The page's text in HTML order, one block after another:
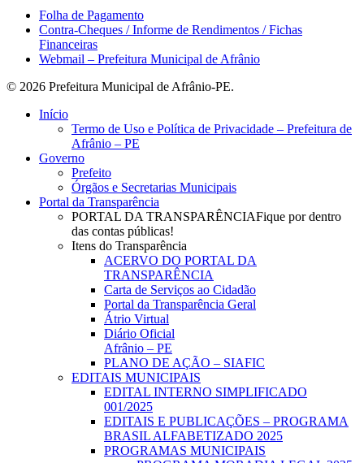
Folha de Pagamento
Contra-Cheques / Informe de Rendimentos / Fichas
Financeiras
Webmail – Prefeitura Municipal de Afrânio
© 2026 Prefeitura Municipal de Afrânio-PE.
Close
Início
Termo de Uso e Política de Privacidade – Prefeitura de
Afrânio – PE
Governo
Prefeito
Órgãos e Secretarias Municipais
Portal da Transparência
PORTAL DA TRANSPARÊNCIAFique por dentro
das contas públicas!
Itens do Transparência
ACERVO DO PORTAL DA
TRANSPARÊNCIA
Carta de Serviços ao Cidadão
Portal da Transparência Geral
Átrio Virtual
Diário Oficial
Afrânio – PE
PLANO DE AÇÃO – SIAFIC
EDITAIS MUNICIPAIS
EDITAL INTERNO SIMPLIFICADO
001/2025
EDITAIS E PUBLICAÇÕES – PROGRAMA
BRASIL ALFABETIZADO 2025
PROGRAMAS MUNICIPAIS